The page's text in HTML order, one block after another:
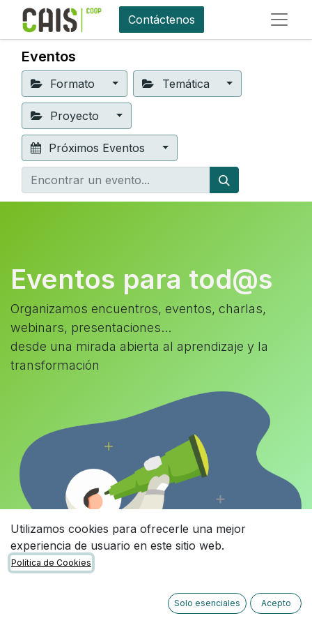
Contáctenos
Eventos
Formato Temática
Proyecto
Próximos Eventos
Eventos para tod@s
Organizamos encuentros, eventos, charlas,
webinars, presentaciones...
desde una mirada abierta al aprendizaje y la
transformación
Utilizamos cookies para ofrecerle una mejor
experiencia de usuario en este sitio web.
Política de Cookies
Solo esenciales Acepto